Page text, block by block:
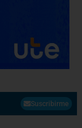
Suscribirme